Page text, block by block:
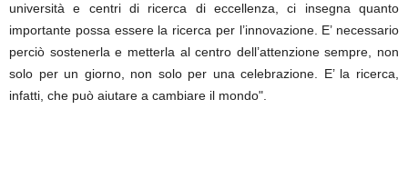
università e centri di ricerca di eccellenza, ci insegna quanto
importante possa essere la ricerca per l’innovazione. E’ necessario
perciò sostenerla e metterla al centro dell’attenzione sempre, non
solo per un giorno, non solo per una celebrazione. E’ la ricerca,
infatti, che può aiutare a cambiare il mondo".